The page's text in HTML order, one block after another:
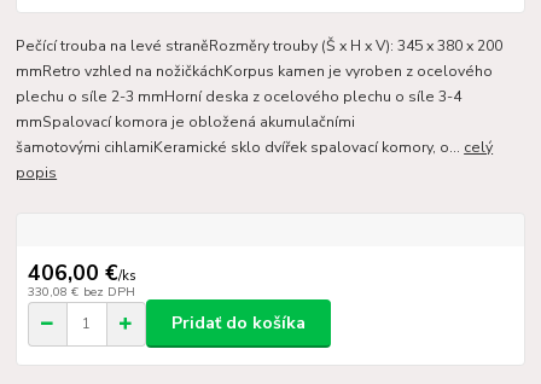
Pečící trouba na levé straněRozměry trouby (Š x H x V): 345 x 380 x 200
mmRetro vzhled na nožičkáchKorpus kamen je vyroben z ocelového
plechu o síle 2-3 mmHorní deska z ocelového plechu o síle 3-4
mmSpalovací komora je obložená akumulačními
šamotovými cihlamiKeramické sklo dvířek spalovací komory, o... celý
popis
406,00 €/ks
330,08 € bez DPH
Pridať do košíka